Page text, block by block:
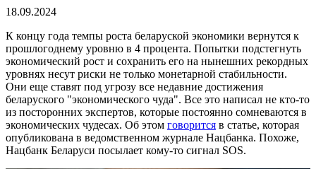
18.09.2024
К концу года темпы роста беларуской экономики вернутся к
прошлогоднему уровню в 4 процента. Попытки подстегнуть
экономический рост и сохранить его на нынешних рекордных
уровнях несут риски не только монетарной стабильности.
Они еще ставят под угрозу все недавние достижения
беларуского "экономического чуда". Все это написал не кто-то
из посторонних экспертов, которые постоянно сомневаются в
экономических чудесах. Об этом говорится в статье, которая
опубликована в ведомственном журнале Нацбанка. Похоже,
Нацбанк Беларуси посылает кому-то сигнал SOS.